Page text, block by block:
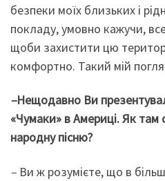
безпеки моїх близьких і
покладу, умовно кажучи,
щоби захистити цю
комфортно. Такий мій
–Нещодавно Ви
«Чумаки» в Америці. Як там
народну пісню?
– Ви ж розумієте, що в